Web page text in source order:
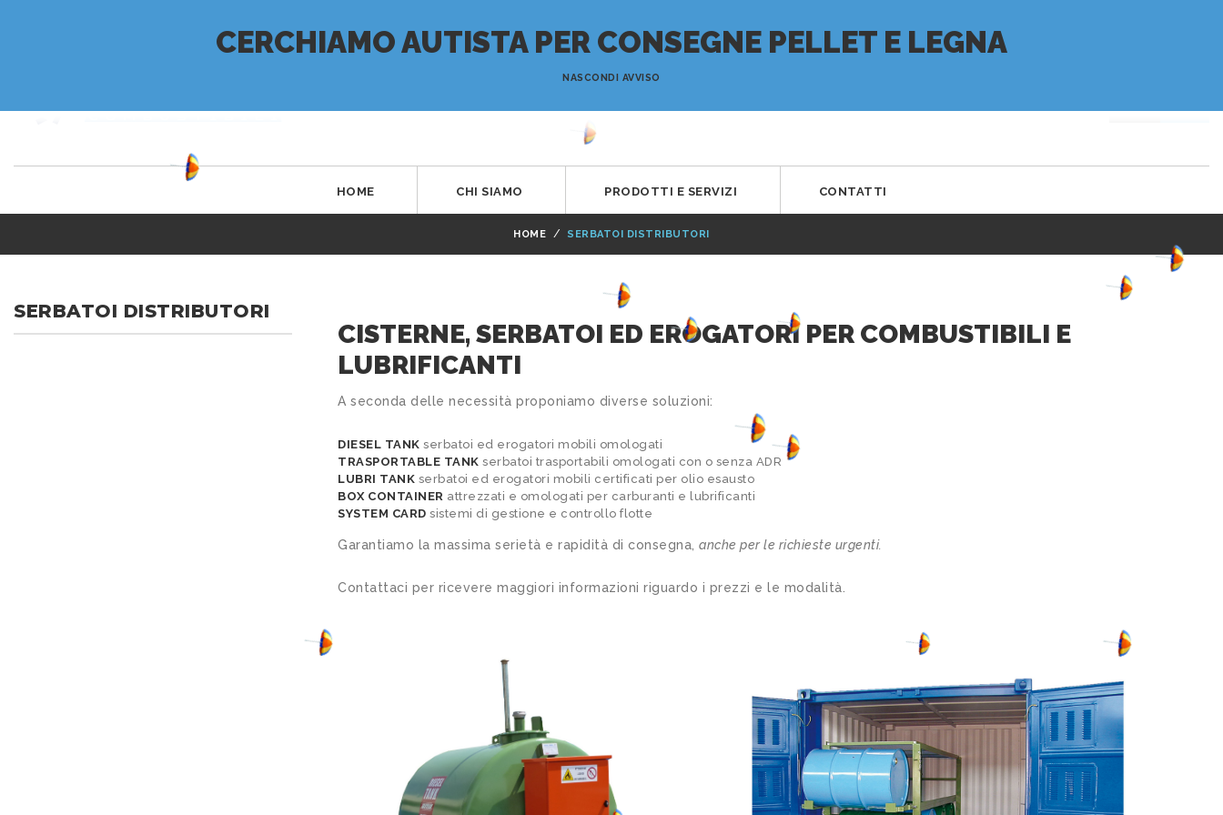
HOME CHI SIAMO PRODOTTI E SERVIZI CONTATTI
HOME SERBATOI DISTRIBUTORI
SERBATOI DISTRIBUTORI
CISTERNE, SERBATOI ED EROGATORI PER COMBUSTIBILI E
LUBRIFICANTI
A seconda delle necessità proponiamo diverse soluzioni:
DIESEL TANK serbatoi ed erogatori mobili omologati
TRASPORTABLE TANK serbatoi trasportabili omologati con o senza ADR
LUBRI TANK serbatoi ed erogatori mobili certificati per olio esausto
BOX CONTAINER attrezzati e omologati per carburanti e lubrificanti
SYSTEM CARD sistemi di gestione e controllo flotte
Garantiamo la massima serietà e rapidità di consegna, anche per le richieste urgenti.
Contattaci per ricevere maggiori informazioni riguardo i prezzi e le modalità.
CERCHIAMO AUTISTA PER CONSEGNE PELLET E LEGNA
NASCONDI AVVISO